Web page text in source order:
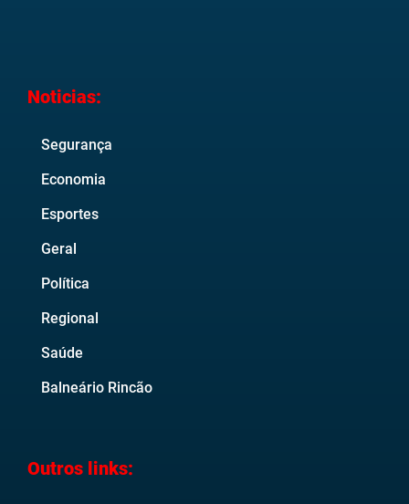
Noticias:
Segurança
Economia
Esportes
Geral
Política
Regional
Saúde
Balneário Rincão
Outros links: